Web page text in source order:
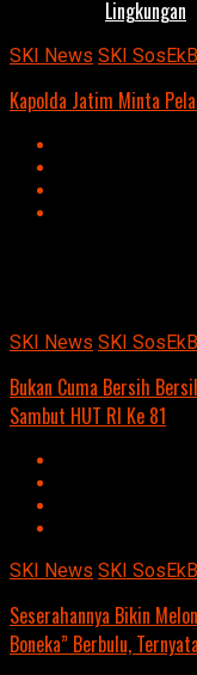
Lingkungan
SKI News SKI
Kapolda Jatim Minta
SKI News SKI
Bukan Cuma Bersih
Sambut HUT RI Ke 81
SKI News SKI
Seserahannya Bikin
Boneka” Berbulu,